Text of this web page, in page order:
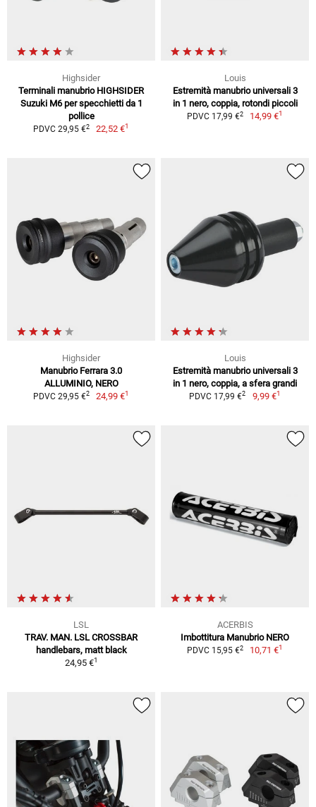
Highsider
Terminali manubrio HIGHSIDER
Suzuki M6 per specchietti da 1
pollice
PDVC 29,95 €2 22,52 €1
Louis
Estremità manubrio universali 3
in 1 nero, coppia, rotondi piccoli
PDVC 17,99 €2 14,99 €1
Highsider
Manubrio Ferrara 3.0
ALLUMINIO, NERO
PDVC 29,95 €2 24,99 €1
Louis
Estremità manubrio universali 3
in 1 nero, coppia, a sfera grandi
PDVC 17,99 €2 9,99 €1
LSL
TRAV. MAN. LSL CROSSBAR
handlebars, matt black
24,95 €1
ACERBIS
Imbottitura Manubrio NERO
PDVC 15,95 €2 10,71 €1